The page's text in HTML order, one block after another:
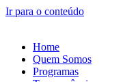
Ir para o conteúdo
Home
Quem Somos
Programas